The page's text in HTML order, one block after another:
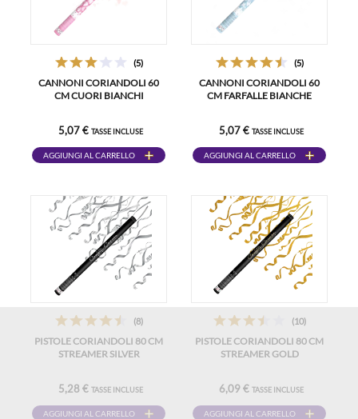
(5)
CANNONI CORIANDOLI 60
CM CUORI BIANCHI
5,07 € TASSE INCLUSE
AGGIUNGI AL CARRELLO
(5)
CANNONI CORIANDOLI 60
CM FARFALLE BIANCHE
5,07 € TASSE INCLUSE
AGGIUNGI AL CARRELLO
(8)
PISTOLE CORIANDOLI 80 CM
STREAMER SILVER
5,28 € TASSE INCLUSE
AGGIUNGI AL CARRELLO
(10)
PISTOLE CORIANDOLI 80 CM
STREAMER GOLD
6,09 € TASSE INCLUSE
AGGIUNGI AL CARRELLO